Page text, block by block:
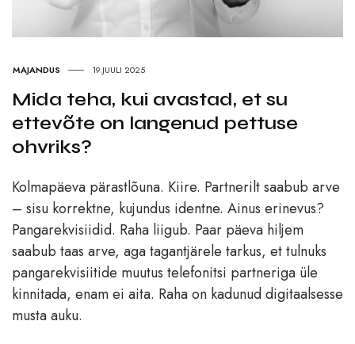
MAJANDUS 19.JUULI 2025
Mida teha, kui avastad, et su
ettevõte on langenud pettuse
ohvriks?
Kolmapäeva pärastlõuna. Kiire. Partnerilt saabub arve
– sisu korrektne, kujundus identne. Ainus erinevus?
Pangarekvisiidid. Raha liigub. Paar päeva hiljem
saabub taas arve, aga tagantjärele tarkus, et tulnuks
pangarekvisiitide muutus telefonitsi partneriga üle
kinnitada, enam ei aita. Raha on kadunud digitaalsesse
musta auku.